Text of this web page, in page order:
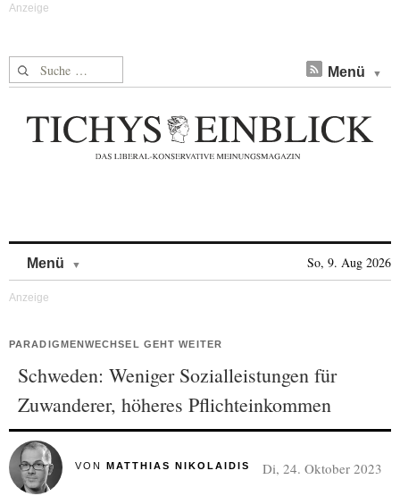
Suche nach: Menü
Menü So, 9. Aug 2026
PARADIGMENWECHSEL GEHT WEITER
Schweden: Weniger Sozialleistungen für
Zuwanderer, höheres Pflichteinkommen
VON MATTHIAS NIKOLAIDIS Di, 24. Oktober 2023